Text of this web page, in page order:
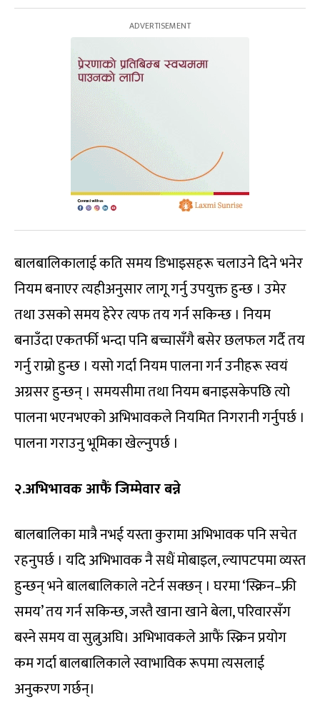
बालबालिकालाई कति समय डिभाइसहरू चलाउने दिने भनेर
नियम बनाएर त्यहीअनुसार लागू गर्नु उपयुक्त हुन्छ । उमेर
तथा उसको समय हेरेर त्यफ तय गर्न सकिन्छ । नियम
बनाउँदा एकतर्फी भन्दा पनि बच्चासँगै बसेर छलफल गर्दै तय
गर्नु राम्रो हुन्छ । यसो गर्दा नियम पालना गर्न उनीहरू स्वयं
अग्रसर हुन्छन् । समयसीमा तथा नियम बनाइसकेपछि त्यो
पालना भएनभएको अभिभावकले नियमित निगरानी गर्नुपर्छ ।
पालना गराउनु भूमिका खेल्नुपर्छ ।
२.अभिभावक आफैं जिम्मेवार बन्ने
बालबालिका मात्रै नभई यस्ता कुरामा अभिभावक पनि सचेत
रहनुपर्छ । यदि अभिभावक नै सधैं मोबाइल, ल्यापटपमा व्यस्त
हुन्छन् भने बालबालिकाले नटेर्न सक्छन् । घरमा ‘स्क्रिन–फ्री
समय’ तय गर्न सकिन्छ, जस्तै खाना खाने बेला, परिवारसँग
बस्ने समय वा सुत्नुअघि। अभिभावकले आफैं स्क्रिन प्रयोग
कम गर्दा बालबालिकाले स्वाभाविक रूपमा त्यसलाई
अनुकरण गर्छन्।